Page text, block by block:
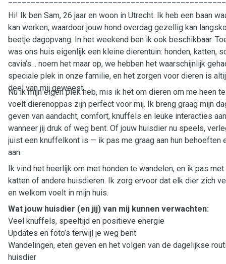
Hi! Ik ben Sam, 26 jaar en woon in Utrecht. Ik heb een baan
kan werken, waardoor jouw hond overdag gezellig kan
beetje dagopvang. In het weekend ben ik ook beschikbaar.
was ons huis eigenlijk een kleine dierentuin: honden, katten,
cavia’s… noem het maar op, we hebben het waarschijnlijk
speciale plek in onze familie, en het zorgen voor dieren is
deel van mij geweest.
Nu ik mijn eigen plek heb, mis ik het om dieren om me heen
voelt dierenoppas zijn perfect voor mij. Ik breng graag mijn
geven van aandacht, comfort, knuffels en leuke interacties
wanneer jij druk of weg bent. Of jouw huisdier nu speels,
juist een knuffelkont is — ik pas me graag aan hun behoeften
aan.
Ik vind het heerlijk om met honden te wandelen, en ik pas
katten of andere huisdieren. Ik zorg ervoor dat elk dier zich
en welkom voelt in mijn huis.
Wat jouw huisdier (en jij) van mij kunnen verwachten:
Veel knuffels, speeltijd en positieve energie
Updates en foto’s terwijl je weg bent
Wandelingen, eten geven en het volgen van de dagelijkse
huisdier